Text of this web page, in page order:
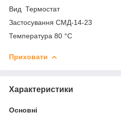
Вид Термостат
Застосування СМД-14-23
Температура 80 °C
Приховати
Характеристики
Основні